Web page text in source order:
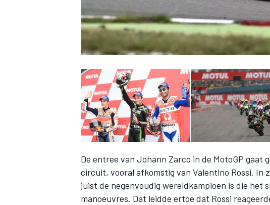
De entree van Johann Zarco in de MotoGP
circuit, vooral afkomstig van Valentino Rossi. In
juist de negenvoudig wereldkampioen is die
manoeuvres. Dat leidde ertoe dat Rossi